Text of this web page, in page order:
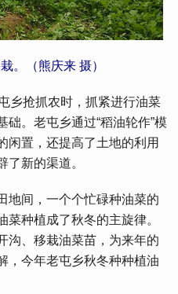
。（熊庆来 摄）
抢抓农时，抓紧进行油菜
。老屯乡通过“稻油轮作”模
闲置，还提高了土地的利用
了新的渠道。
间，一个个忙碌种油菜的
种植成了秋冬的主旋律。
沟、移栽油菜苗，为来年的
，今年老屯乡秋冬种种植油